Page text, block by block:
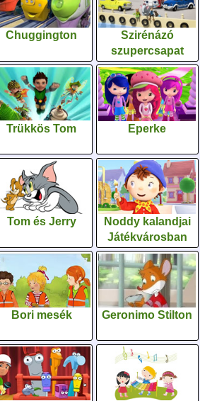
Chuggington
Szirénázó
szupercsapat
Trükkös Tom Eperke
Tom és Jerry
Noddy kalandjai
Játékvárosban
Bori mesék Geronimo Stilton